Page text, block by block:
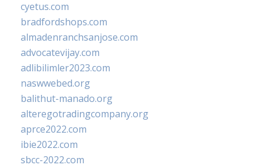
cyetus.com
bradfordshops.com
almadenranchsanjose.com
advocatevijay.com
adlibilimler2023.com
naswwebed.org
balithut-manado.org
alteregotradingcompany.org
aprce2022.com
ibie2022.com
sbcc-2022.com